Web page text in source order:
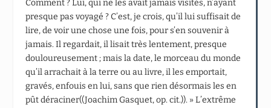
Comment ? Lui, qui ne les avait jamais visités, n’ayant
presque pas voyagé ? C’est, je crois, qu’il lui suffisait de
lire, de voir une chose une fois, pour s’en souvenir à
jamais. Il regardait, il lisait très lentement, presque
douloureusement ; mais la date, le morceau du monde
qu’il arrachait à la terre ou au livre, il les emportait,
gravés, enfouis en lui, sans que rien désormais les en
pût déraciner((Joachim Gasquet, op. cit.)). » L’extrême